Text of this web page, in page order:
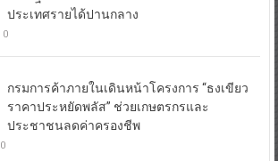
ประเทศรายได้ปานกลาง
0
กรมการค้าภายในเดินหน้าโครงการ “ธงเขียว
ราคาประหยัดพลัส” ช่วยเกษตรกรและ
ประชาชนลดค่าครองชีพ
0